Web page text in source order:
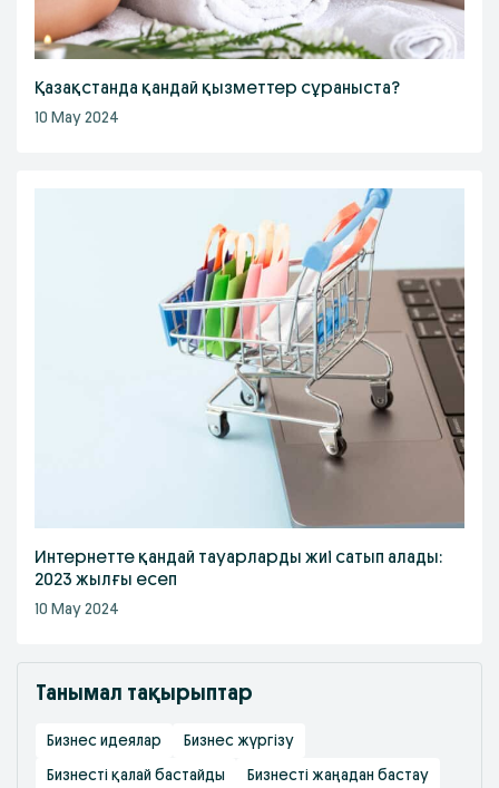
Қазақстанда қандай қызметтер сұраныста?
10 May 2024
Интернетте қандай тауарларды жиі сатып алады:
2023 жылғы есеп
10 May 2024
Танымал тақырыптар
Бизнес идеялар Бизнес жүргізу
Бизнесті қалай бастайды Бизнесті жаңадан бастау